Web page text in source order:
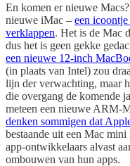
En komen er nieuwe
nieuwe iMac – een
verklappen. Het is de Mac
dus het is geen gekke
een nieuwe 12-inch
(in plaats van Intel) zou
lijn der verwachting, maar
die overgang de komende
meteen een nieuwe ARM-
denken sommigen dat
bestaande uit een Mac
app-ontwikkelaars alvast
ombouwen van hun apps.